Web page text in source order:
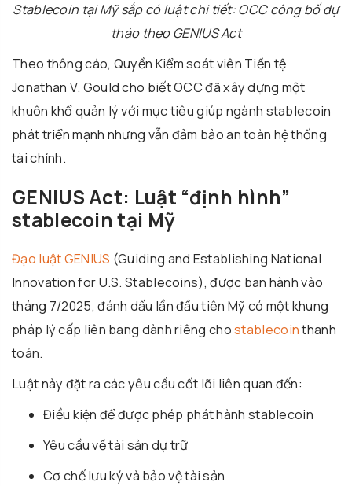
Stablecoin tại Mỹ sắp có luật chi tiết: OCC công bố dự
thảo theo GENIUS Act
Theo thông cáo, Quyền Kiểm soát viên Tiền tệ
Jonathan V. Gould cho biết OCC đã xây dựng một
khuôn khổ quản lý với mục tiêu giúp ngành stablecoin
phát triển mạnh nhưng vẫn đảm bảo an toàn hệ thống
tài chính.
GENIUS Act: Luật “định hình”
stablecoin tại Mỹ
Đạo luật GENIUS (Guiding and Establishing National
Innovation for U.S. Stablecoins), được ban hành vào
tháng 7/2025, đánh dấu lần đầu tiên Mỹ có một khung
pháp lý cấp liên bang dành riêng chostablecointhanh
toán.
Luật này đặt ra các yêu cầu cốt lõi liên quan đến:
Điều kiện để được phép phát hành stablecoin
Yêu cầu về tài sản dự trữ
Cơ chế lưu ký và bảo vệ tài sản